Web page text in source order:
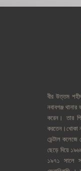
বীর উত্তম
নবাবগঞ্জ থানার
করেন।
তার
করতেন।খোকা
ডেন্টাল কলেজে
ছেড়ে দিয়ে
১৯৭১
সালে